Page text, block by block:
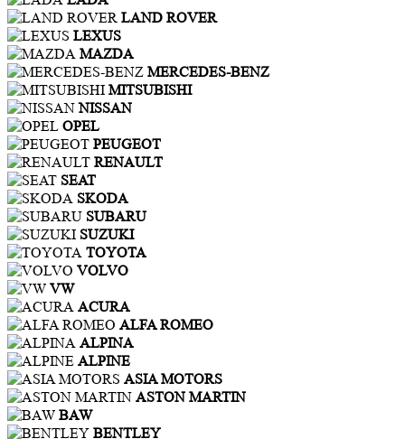
LAND ROVER
LEXUS
MAZDA
MERCEDES-BENZ
MITSUBISHI
NISSAN
OPEL
PEUGEOT
RENAULT
SEAT
SKODA
SUBARU
SUZUKI
TOYOTA
VOLVO
VW
ACURA
ALFA ROMEO
ALPINA
ALPINE
ASIA MOTORS
ASTON MARTIN
BAW
BENTLEY